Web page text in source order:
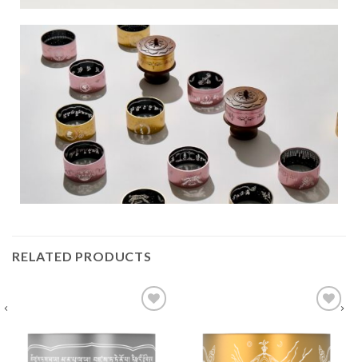
RELATED PRODUCTS
入願
望清
單
入願
望清
單